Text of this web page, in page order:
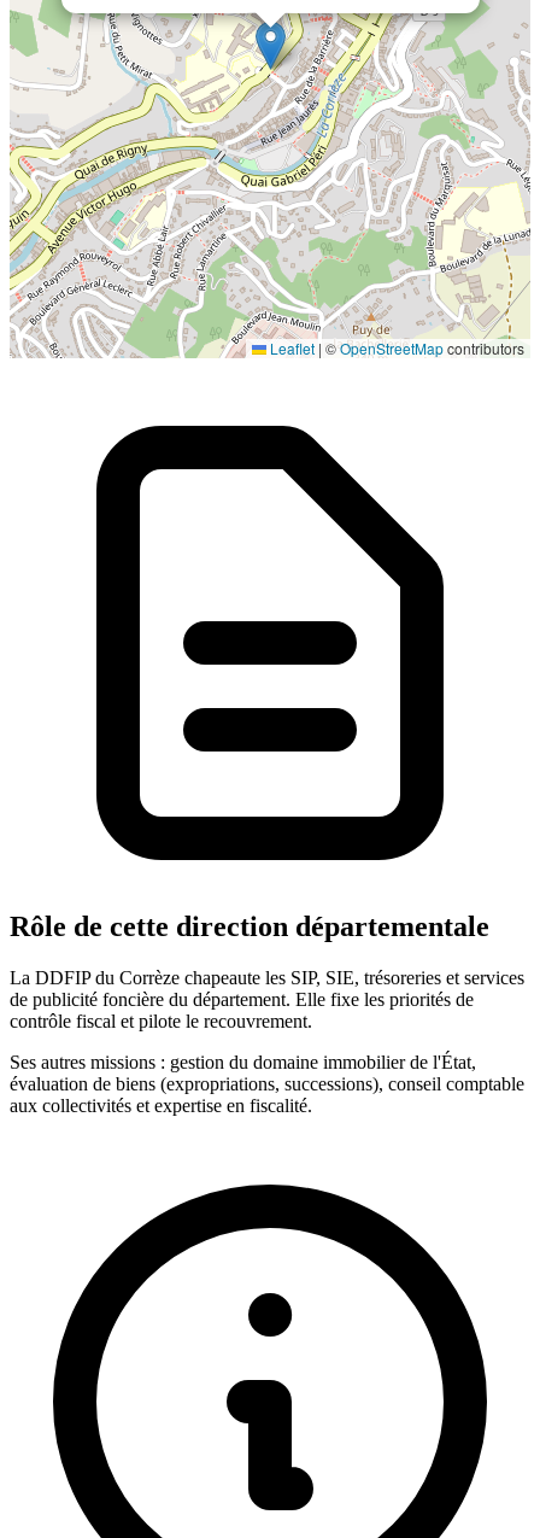
Localisation en cours...
Leaflet | ©OpenStreetMapcontributors
Rôle de cette direction départementale
La DDFIP du Corrèze chapeaute les SIP, SIE, trésoreries et services
de publicité foncière du département. Elle fixe les priorités de
contrôle fiscal et pilote le recouvrement.
Ses autres missions : gestion du domaine immobilier de l'État,
évaluation de biens (expropriations, successions), conseil comptable
aux collectivités et expertise en fiscalité.